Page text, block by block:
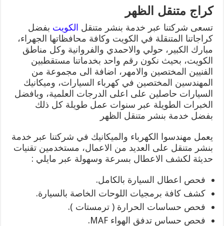
كراج متنقل الظهر
تسعى شركتنا عبر خدمة بنشر متنقل الكويت بفضل
كراجاتنا المتنقلة في الكويت وكافة محافظاتها الجهراء،
مبارك الكبير، حولي والاحمدي والفروانية وكل مناطق
الكويت، بحيث نكون رقم واحد بخدماتنا مستقطبين
الفنيين المختصين والامهر، اضافة الى مجموعة من
المهندسين المختصين في كهرباء السيارات، وميكانيك
السيارات حاصلين على اعلى الدرجات العلمية، وبافضل
الخبرات الطويلة عبر سنوات عمل طويلة كل ذلك
بفضل خدمة بنشر متنقل الظهر
يعمل مهندسوا الكهرباء والميكانيك في شركتنا عبر خدمة
بنشر متنقل على العديد من الاعمال، مستخدمين تقنيات
حديثة لكشف الاعطال بسرعة وسهولة عبر مايلي :
فحص اعطال السيارة بالكامل.
كشف كافة برمجيات اللوحات الخاصة بالسيارة.
فحص حساسات الحرارة ( ترمستات ).
فحص حساس تدفق الهواء MAF.